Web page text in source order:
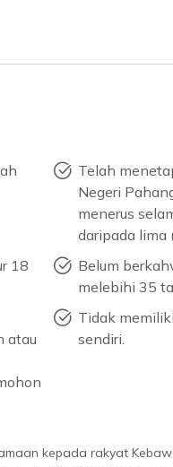
Telah
Negeri
menerus
daripada lima
18
Belum
melebihi 35
atau
Tidak
sendiri.
kepada rakyat